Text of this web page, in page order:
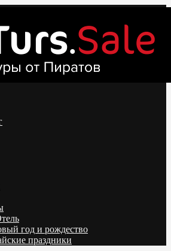
3-7-10 ночей все включено, отдых на
и горнолыжных туров.
Официальный сайт Тур Сейл
год и рождество
праздники